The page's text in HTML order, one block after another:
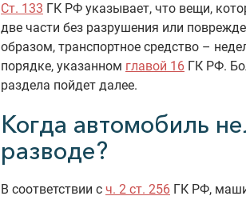
Ст. 133 ГК РФ указывает, что вещи,
две части без разрушения или
образом, транспортное средство –
порядке, указанном главой 16 ГК РФ.
раздела пойдет далее.
Когда автомобиль
разводе?
В соответствии с ч. 2 ст. 256 ГК РФ,